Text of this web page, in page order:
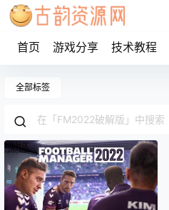
首页 游戏分享 技术教程
全部标签